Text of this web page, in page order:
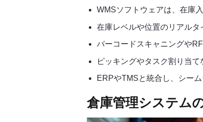
WMSソフトウェアは、在庫
在庫レベルや位置のリアルタ
バーコードスキャニングや
ピッキングやタスク割り当
ERPやTMSと統合し、シー
倉庫管理システム